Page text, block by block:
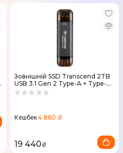
Зовнiшнiй SSD Transcend 2TB
USB 3.1 Gen 2 Type-A + Type-C
ESD310 Чорний
Кешбек4 860 ₴
19 440₴